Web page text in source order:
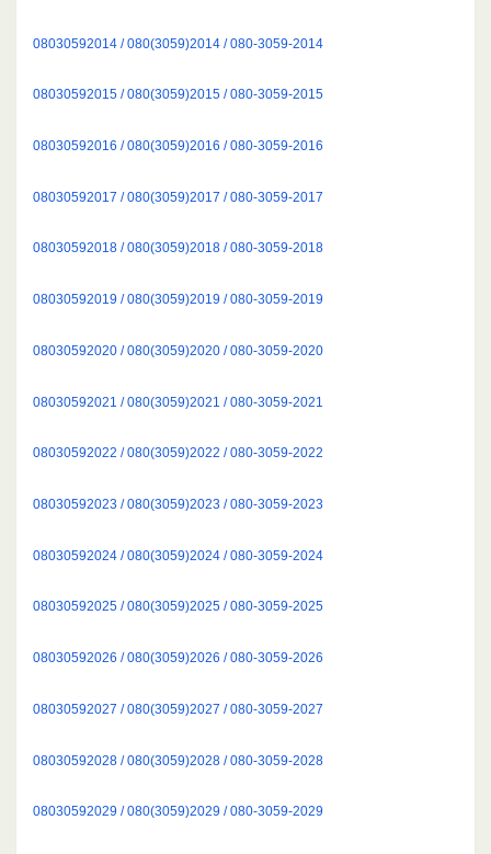
08030592014 / 080(3059)2014 / 080-3059-2014
08030592015 / 080(3059)2015 / 080-3059-2015
08030592016 / 080(3059)2016 / 080-3059-2016
08030592017 / 080(3059)2017 / 080-3059-2017
08030592018 / 080(3059)2018 / 080-3059-2018
08030592019 / 080(3059)2019 / 080-3059-2019
08030592020 / 080(3059)2020 / 080-3059-2020
08030592021 / 080(3059)2021 / 080-3059-2021
08030592022 / 080(3059)2022 / 080-3059-2022
08030592023 / 080(3059)2023 / 080-3059-2023
08030592024 / 080(3059)2024 / 080-3059-2024
08030592025 / 080(3059)2025 / 080-3059-2025
08030592026 / 080(3059)2026 / 080-3059-2026
08030592027 / 080(3059)2027 / 080-3059-2027
08030592028 / 080(3059)2028 / 080-3059-2028
08030592029 / 080(3059)2029 / 080-3059-2029